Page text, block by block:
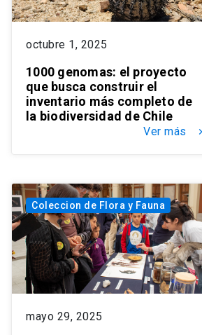
octubre 1, 2025
1000 genomas: el proyecto
que busca construir el
inventario más completo de
la biodiversidad de Chile
Ver más keyboard_arrow_right
Coleccion de Flora y Fauna
mayo 29, 2025